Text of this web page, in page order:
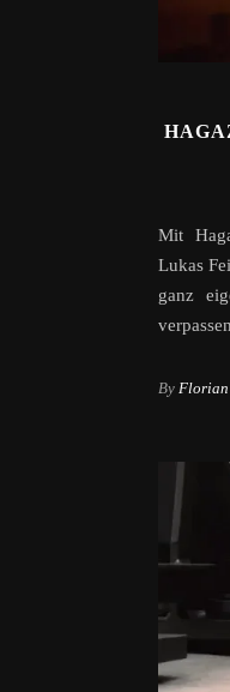
Mit
Lukas
ganz
By Florian